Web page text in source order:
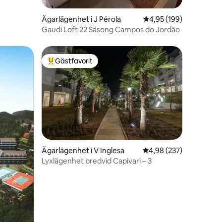
Ägarlägenhet i J Pérola 4,95 av 5 i
4,95 (199)
Gaudi Loft 22 Säsong Campos do Jordão
Populär gästfavorit
Gästfavorit
Ägarlägenhet i V Inglesa 4,98 av 5 i
4,98 (237)
Lyxlägenhet bredvid Capivari – 3